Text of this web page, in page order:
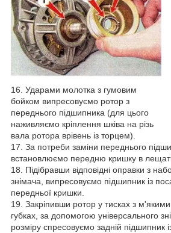
16. Ударами молотка з гумовим
бойком випресовуємо ротор з
переднього підшипника (для цього
наживляємо кріплення шківа на різь
вала ротора врівень із торцем).
17. За потреби заміни переднього
встановлюємо передню кришку в
18. Підібравши відповідні оправки з
знімача, випресовуємо підшипник із
передньої кришки.
19. Закріпивши ротор у тисках з
губках, за допомогою універсального
розміру спресовуємо задній підшипник